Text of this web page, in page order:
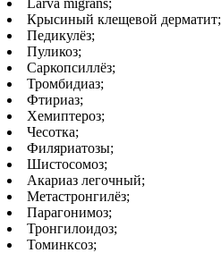
Larva migrans;
Крысиный клещевой дерматит;
Педикулёз;
Пуликоз;
Саркопсиллёз;
Тромбидиаз;
Фтириаз;
Хемиптероз;
Чесотка;
Филяриатозы;
Шистосомоз;
Акариаз легочный;
Метастронгилёз;
Парагонимоз;
Тронгилоидоз;
Томинксоз;